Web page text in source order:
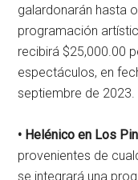
galardonarán hasta
programación
recibirá $25,000.00
espectáculos, en
septiembre de 2023.
• Helénico en Los
provenientes de
se integrará una